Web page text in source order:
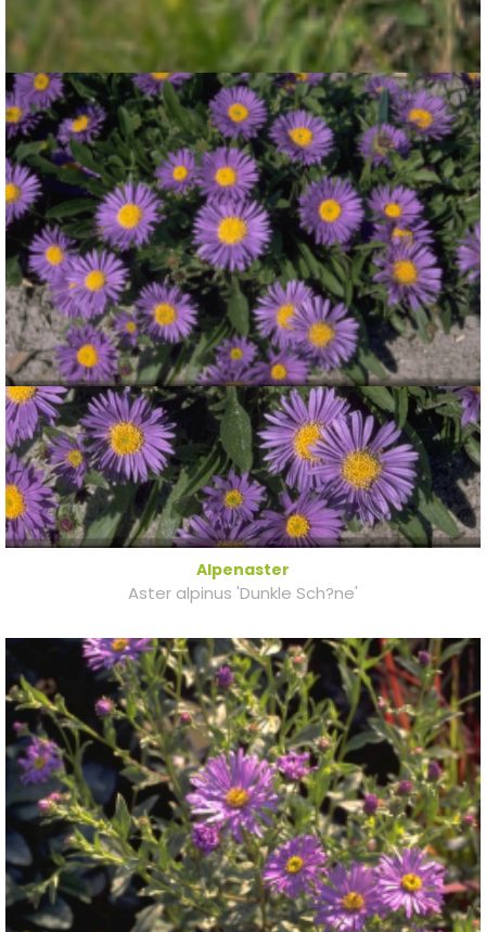
Aster alpinus
Alpenaster
Aster alpinus 'Dunkle Sch?ne'